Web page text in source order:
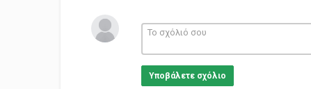
Υποβάλετε σχόλιο